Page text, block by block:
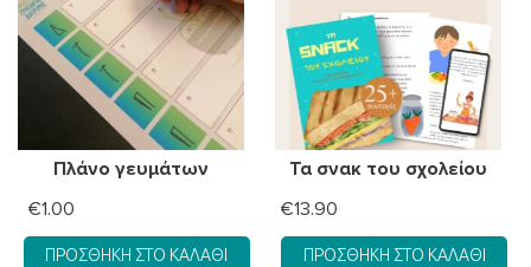
Πλάνο γευμάτων
€1.00
ΠΡΟΣΘΉΚΗ ΣΤΟ ΚΑΛΆΘΙ
Τα σνακ του σχολείου
€13.90
ΠΡΟΣΘΉΚΗ ΣΤΟ ΚΑΛΆΘΙ